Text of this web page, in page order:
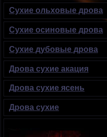
Сухие ольховые дрова
Сухие осиновые дрова
Сухие дубовые дрова
Дрова сухие акация
Дрова сухие ясень
Дрова сухие